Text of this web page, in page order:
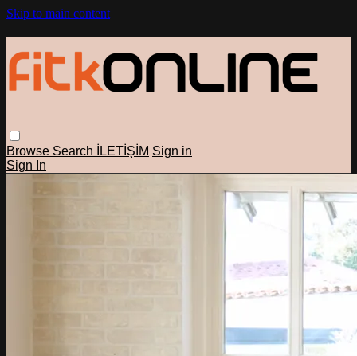
Skip to main content
Browse Search İLETİŞİM Sign in
Sign In